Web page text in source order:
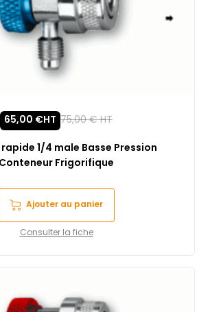
1/4 male Basse Pression
Conteneur Frigorifique
65,00 €HT 75,00€HT
Ajouter au panier
Consulter la fiche